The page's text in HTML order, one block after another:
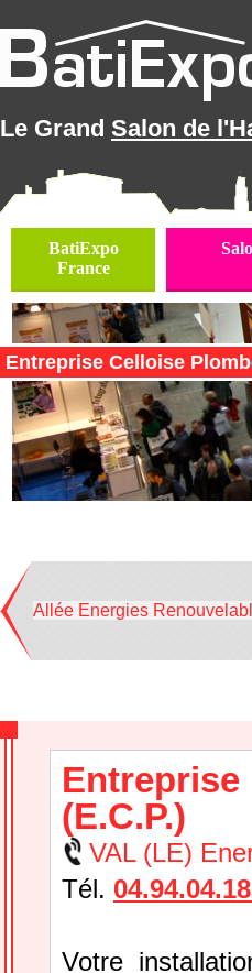
Le Grand Salon de
BatiExpo
France
Entreprise Celloise
Allée Energies
(E.C.P.)
VAL (LE)
Tél.
Votre